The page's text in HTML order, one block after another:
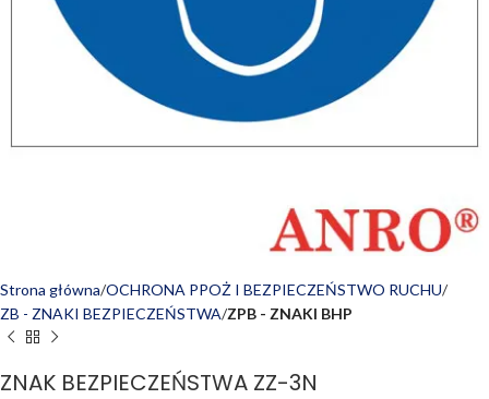
Strona główna OCHRONA PPOŻ I BEZPIECZEŃSTWO RUCHU
ZB - ZNAKI BEZPIECZEŃSTWA ZPB - ZNAKI BHP
ZNAK BEZPIECZEŃSTWA ZZ-3N